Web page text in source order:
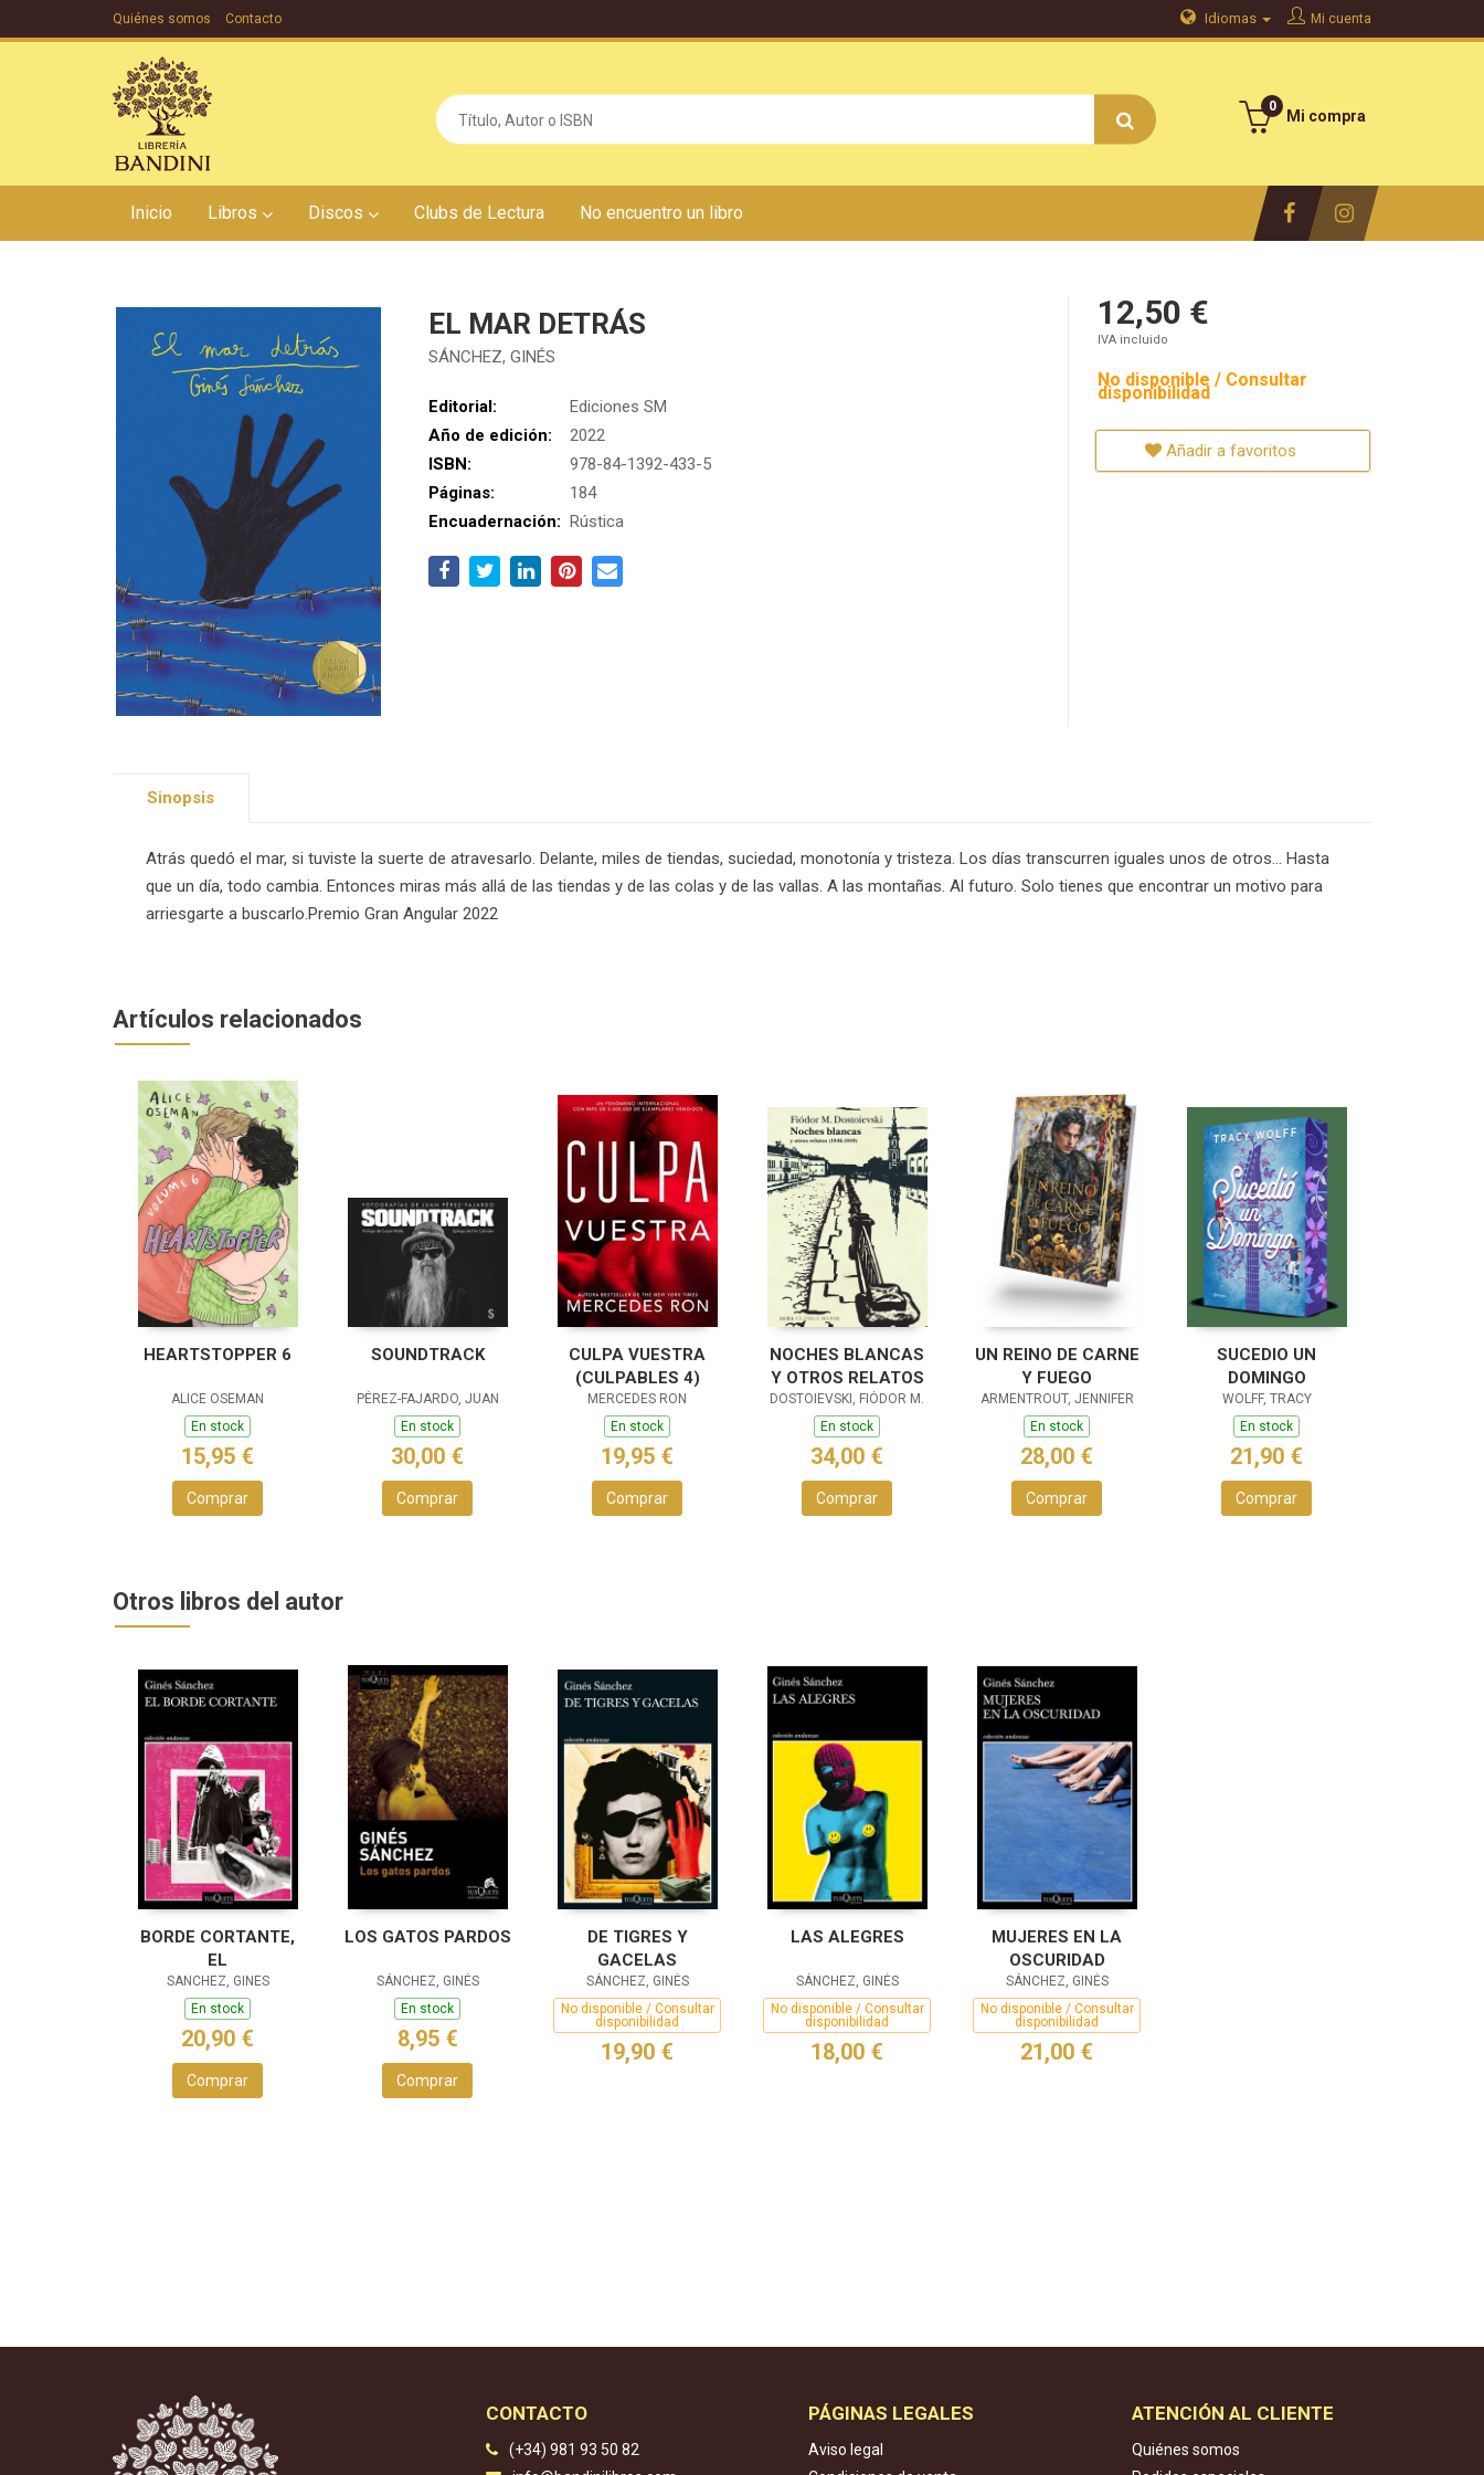
Mi cuenta
Idiomas
Quiénes somos Contacto
Mi compra
0
Inicio Libros Discos Clubs de Lectura No encuentro un libro
EL MAR DETRÁS
SÁNCHEZ, GINÉS
Editorial:
Ediciones SM
Año de edición:
2022
ISBN:
978-84-1392-433-5
Páginas:
184
Encuadernación: Rústica
12,50 €
IVA incluido
No disponible / Consultar
disponibilidad
Añadir a favoritos
Sinopsis
Atrás quedó el mar, si tuviste la suerte de atravesarlo. Delante, miles de tiendas, suciedad, monotonía y tristeza. Los días transcurren iguales unos de otros... Hasta
que un día, todo cambia. Entonces miras más allá de las tiendas y de las colas y de las vallas. A las montañas. Al futuro. Solo tienes que encontrar un motivo para
arriesgarte a buscarlo.Premio Gran Angular 2022
Artículos relacionados
HEARTSTOPPER 6
ALICE OSEMAN
En stock
15,95 €
Comprar
SOUNDTRACK
PÉREZ-FAJARDO, JUAN
En stock
30,00 €
Comprar
CULPA VUESTRA
(CULPABLES 4)
MERCEDES RON
En stock
19,95 €
Comprar
NOCHES BLANCAS
Y OTROS RELATOS
DOSTOIEVSKI, FIÓDOR M.
En stock
34,00 €
Comprar
UN REINO DE CARNE
Y FUEGO
ARMENTROUT, JENNIFER
En stock
28,00 €
Comprar
SUCEDIO UN
DOMINGO
WOLFF, TRACY
En stock
21,90 €
Comprar
Otros libros del autor
BORDE CORTANTE,
EL
SANCHEZ, GINES
En stock
20,90 €
Comprar
LOS GATOS PARDOS
SÁNCHEZ, GINÉS
En stock
8,95 €
Comprar
DE TIGRES Y
GACELAS
SÁNCHEZ, GINÉS
No disponible / Consultar
disponibilidad
19,90 €
LAS ALEGRES
SÁNCHEZ, GINÉS
No disponible / Consultar
disponibilidad
18,00 €
MUJERES EN LA
OSCURIDAD
SÁNCHEZ, GINÉS
No disponible / Consultar
disponibilidad
21,00 €
CONTACTO
(+34) 981 93 50 82
PÁGINAS LEGALES
Aviso legal
ATENCIÓN AL CLIENTE
Quiénes somos